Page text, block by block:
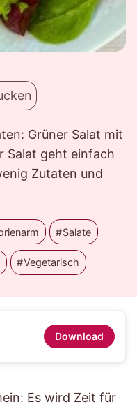
Grüner Salat mit
Salat geht einfach
Zutaten und
Salate
Vegetarisch
Download
Es wird Zeit für